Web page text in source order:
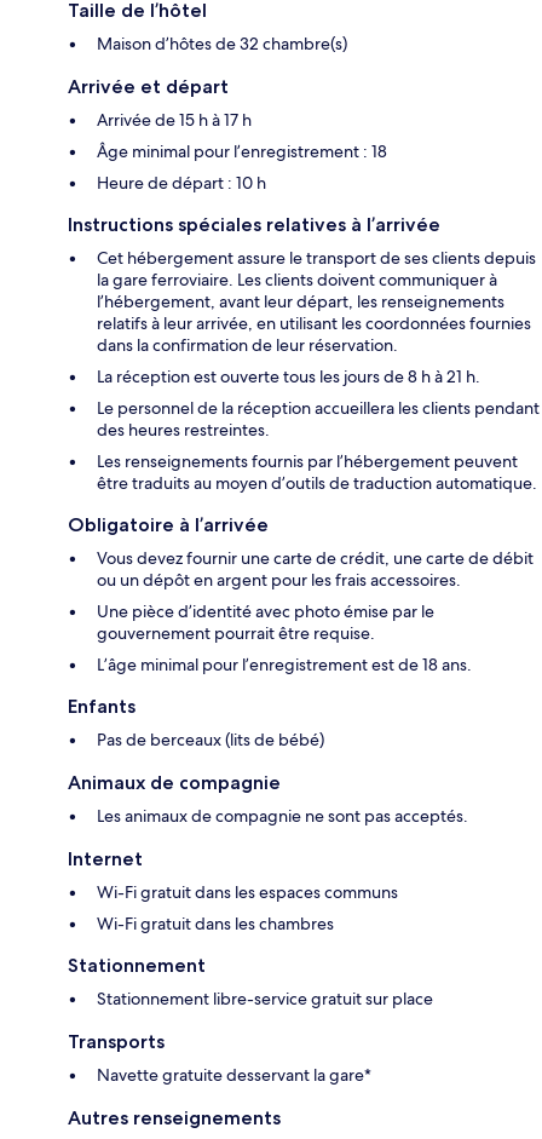
Taille de l’hôtel
Maison d’hôtes de 32 chambre(s)
Arrivée et départ
Arrivée de 15 h à 17 h
Âge minimal pour l’enregistrement : 18
Heure de départ : 10 h
Instructions spéciales relatives à l’arrivée
Cet hébergement assure le transport de ses clients depuis
la gare ferroviaire. Les clients doivent communiquer à
l’hébergement, avant leur départ, les renseignements
relatifs à leur arrivée, en utilisant les coordonnées fournies
dans la confirmation de leur réservation.
La réception est ouverte tous les jours de 8 h à 21 h.
Le personnel de la réception accueillera les clients pendant
des heures restreintes.
Les renseignements fournis par l’hébergement peuvent
être traduits au moyen d’outils de traduction automatique.
Obligatoire à l’arrivée
Vous devez fournir une carte de crédit, une carte de débit
ou un dépôt en argent pour les frais accessoires.
Une pièce d’identité avec photo émise par le
gouvernement pourrait être requise.
L’âge minimal pour l’enregistrement est de 18 ans.
Enfants
Pas de berceaux (lits de bébé)
Animaux de compagnie
Les animaux de compagnie ne sont pas acceptés.
Internet
Wi-Fi gratuit dans les espaces communs
Wi-Fi gratuit dans les chambres
Stationnement
Stationnement libre-service gratuit sur place
Transports
Navette gratuite desservant la gare*
Autres renseignements